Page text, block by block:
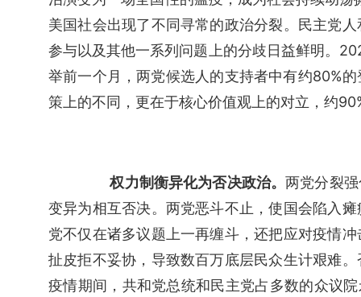
美国社会出现了不同寻常的政治分裂。民主党
参与以及其他一系列问题上的分歧日益鲜明。
举前一个月，两党候选人的支持者中有约80%
策上的不同，更在于核心价值观上的对立，约
权力制衡异化为否决政治。两党分裂
变异为相互否决。两党恶斗不止，使国会陷入
党不仅在诸多议题上一再缠斗，还把应对疫情
扯皮拒不妥协，导致数百万底层民众生计艰难
疫情期间，共和党总统和民主党占多数的众议